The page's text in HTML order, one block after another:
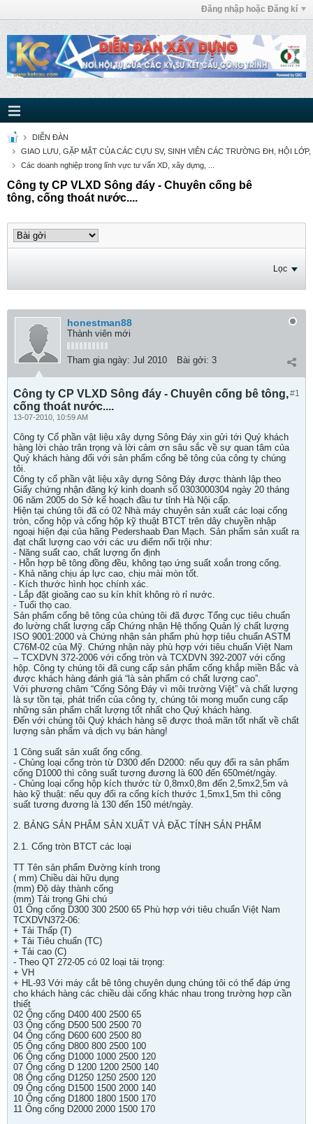
Đăng nhập hoặc Đăng kí
DIỄN ĐÀN
GIAO LƯU, GẶP MẶT CỦA CÁC CỰU SV, SINH VIÊN CÁC TRƯỜNG ĐH, HỘI LỚP,
Các doanh nghiệp trong lĩnh vực tư vấn XD, xây dựng, ...
Công ty CP VLXD Sông đáy - Chuyên cống bê
tông, cống thoát nước....
Lọc
honestman88
Thành viên mới
Tham gia ngày: Jul 2010 Bài gởi: 3
#1
Công ty CP VLXD Sông đáy - Chuyên cống bê tông,
cống thoát nước....
13-07-2010, 10:59 AM
Công ty Cổ phần vật liệu xây dựng Sông Đáy xin gửi tới Quý khách
hàng lời chào trân trọng và lời cảm ơn sâu sắc về sự quan tâm của
Quý khách hàng đối với sản phẩm cống bê tông của công ty chúng
tôi.
Công ty cổ phần vật liệu xây dựng Sông Đáy được thành lập theo
Giấy chứng nhận đăng ký kinh doanh số 0303000304 ngày 20 tháng
06 năm 2005 do Sở kế hoạch đầu tư tỉnh Hà Nội cấp.
Hiện tại chúng tôi đã có 02 Nhà máy chuyên sản xuất các loại cống
tròn, cống hộp và cống hộp kỹ thuật BTCT trên dây chuyền nhập
ngoại hiện đại của hãng Pedershaab Đan Mạch. Sản phẩm sản xuất ra
đạt chất lượng cao với các ưu điểm nổi trội như:
- Năng suất cao, chất lượng ổn định
- Hỗn hợp bê tông đồng đều, không tạo ứng suất xoắn trong cống.
- Khả năng chịu áp lực cao, chịu mài mòn tốt.
- Kích thước hình học chính xác.
- Lắp đặt gioăng cao su kín khít không rò rỉ nước.
- Tuổi thọ cao.
Sản phẩm cống bê tông của chúng tôi đã được Tổng cục tiêu chuẩn
đo lường chất lượng cấp Chứng nhận Hệ thống Quản lý chất lượng
ISO 9001:2000 và Chứng nhận sản phẩm phù hợp tiêu chuẩn ASTM
C76M-02 của Mỹ. Chứng nhận này phù hợp với tiêu chuẩn Việt Nam
– TCXDVN 372-2006 với cống tròn và TCXDVN 392-2007 với cống
hộp. Công ty chúng tôi đã cung cấp sản phẩm cống khắp miền Bắc và
được khách hàng đánh giá “là sản phẩm có chất lượng cao”.
Với phương châm “Cống Sông Đáy vì môi trường Việt” và chất lượng
là sự tồn tại, phát triển của công ty, chúng tôi mong muốn cung cấp
những sản phẩm chất lượng tốt nhất cho Quý khách hàng.
Đến với chúng tôi Quý khách hàng sẽ được thoả mãn tốt nhất về chất
lượng sản phẩm và dịch vụ bán hàng!
1 Công suất sản xuất ống cống.
- Chủng loại cống tròn từ D300 đến D2000: nếu quy đổi ra sản phẩm
cống D1000 thì công suất tương đương là 600 đến 650mét/ngày.
- Chủng loại cống hộp kích thước từ 0,8mx0,8m đến 2,5mx2,5m và
hào kỹ thuật: nếu quy đổi ra cống kích thước 1,5mx1,5m thì công
suất tương đương là 130 đến 150 mét/ngày.
2. BẢNG SẢN PHẨM SẢN XUẤT VÀ ĐẶC TÍNH SẢN PHẨM
2.1. Cống tròn BTCT các loại
TT Tên sản phẩm Đường kính trong
( mm) Chiều dài hữu dụng
(mm) Độ dày thành cống
(mm) Tải trọng Ghi chú
01 Ống cống D300 300 2500 65 Phù hợp với tiêu chuẩn Việt Nam
TCXDVN372-06:
+ Tải Thấp (T)
+ Tải Tiêu chuẩn (TC)
+ Tải cao (C)
- Theo QT 272-05 có 02 loại tải trọng:
+ VH
+ HL-93 Với máy cắt bê tông chuyên dụng chúng tôi có thể đáp ứng
cho khách hàng các chiều dài cống khác nhau trong trường hợp cần
thiết
02 Ống cống D400 400 2500 65
03 Ống cống D500 500 2500 70
04 Ống cống D600 600 2500 80
05 Ống cống D800 800 2500 100
06 Ống cống D1000 1000 2500 120
07 Ống cống D 1200 1200 2500 140
08 Ống cống D1250 1250 2500 120
09 Ống cống D1500 1500 2000 140
10 Ống cống D1800 1800 1500 170
11 Ống cống D2000 2000 1500 170